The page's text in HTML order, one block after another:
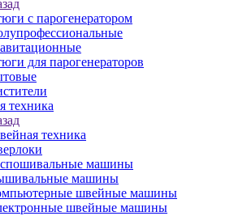
с парогенератором
для парогенераторов
техника
техника
машины
машины
швейные машины
швейные машины